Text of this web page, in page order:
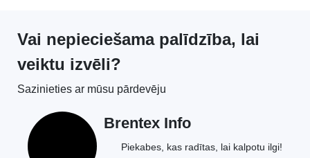
Vai nepieciešama palīdzība, lai
veiktu izvēli?
Sazinieties ar mūsu pārdevēju
Brentex Info
Piekabes, kas radītas, lai kalpotu ilgi!